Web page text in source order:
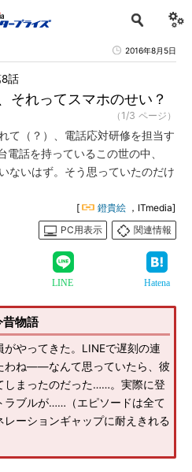
2016年8月5日
それってスマホのせい？
話
（1/3 ページ）
て（？）、電話応対研修を担当す
電話を持っているこの世の中、
ないはず。そう思っていたのだけ
[ 鐙貴絵 ，ITmedia]
PC用表示
関連情報
LINE Hatena
昔物語
やってきた。LINEで遅刻の連
わね――なんて思っていたら、彼
しまったのだった……。実際に登
ラブルが……（エピソードは全て
ーションギャップに耐えきれる